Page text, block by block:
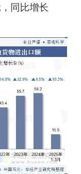
同比增长